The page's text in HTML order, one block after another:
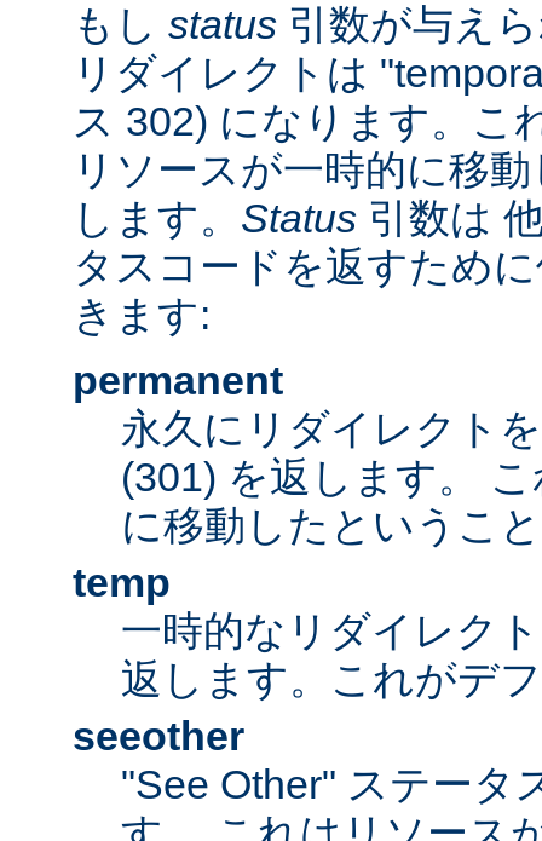
もし status 引数が与え
リダイレクトは
ス 302) になります。こ
リソースが一時的に移
します。 Status 引数は
タスコードを返すため
きます:
permanent
永久にリダイレクト
(301) を返します。
に移動したというこ
temp
一時的なリダイレク
返します。これがデ
seeother
"See Other" ステータ